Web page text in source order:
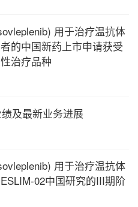
法。集团旗下公司共有约
瘤/免疫业务拥有约
，和黄医药致力于将自
上市。欲了解更多详
用于治疗温抗体
的中国新药上市申请获受
治疗品种
及最新业务进展
用于治疗温抗体
02中国研究的III期阶